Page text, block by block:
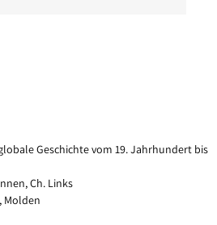
Geschichte vom 19. Jahrhundert bis
Ch. Links
Molden